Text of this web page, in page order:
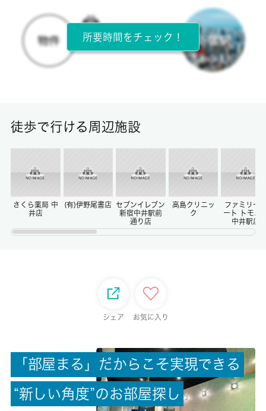
所在階
3階 / 5階建
-/-
権利金/雑費
駐車場/料金
-/-
所要時間をチェック！
徒歩で行ける周辺施設
さくら薬局 中
井店
(有)伊野尾書店
セブンイレブン
新宿中井駅前
通り店
高島クリニッ
ク
ファミリー
ート トモニ
中井駅店
シェア お気に入り
「 部屋 ま る 」 だ か ら こ そ実現で き る
“新 し い角 度”のお部屋探 し